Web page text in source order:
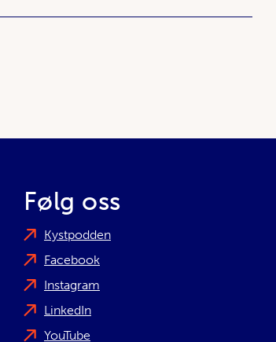
Følg oss
Kystpodden
Facebook
Instagram
LinkedIn
YouTube